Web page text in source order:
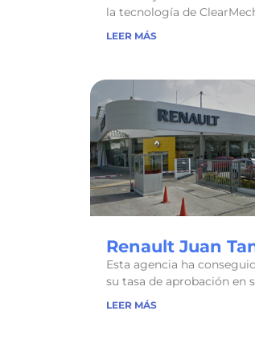
la tecnología de
LEER MÁS
Renault Juan
Esta agencia ha
su tasa de aprobación en
LEER MÁS